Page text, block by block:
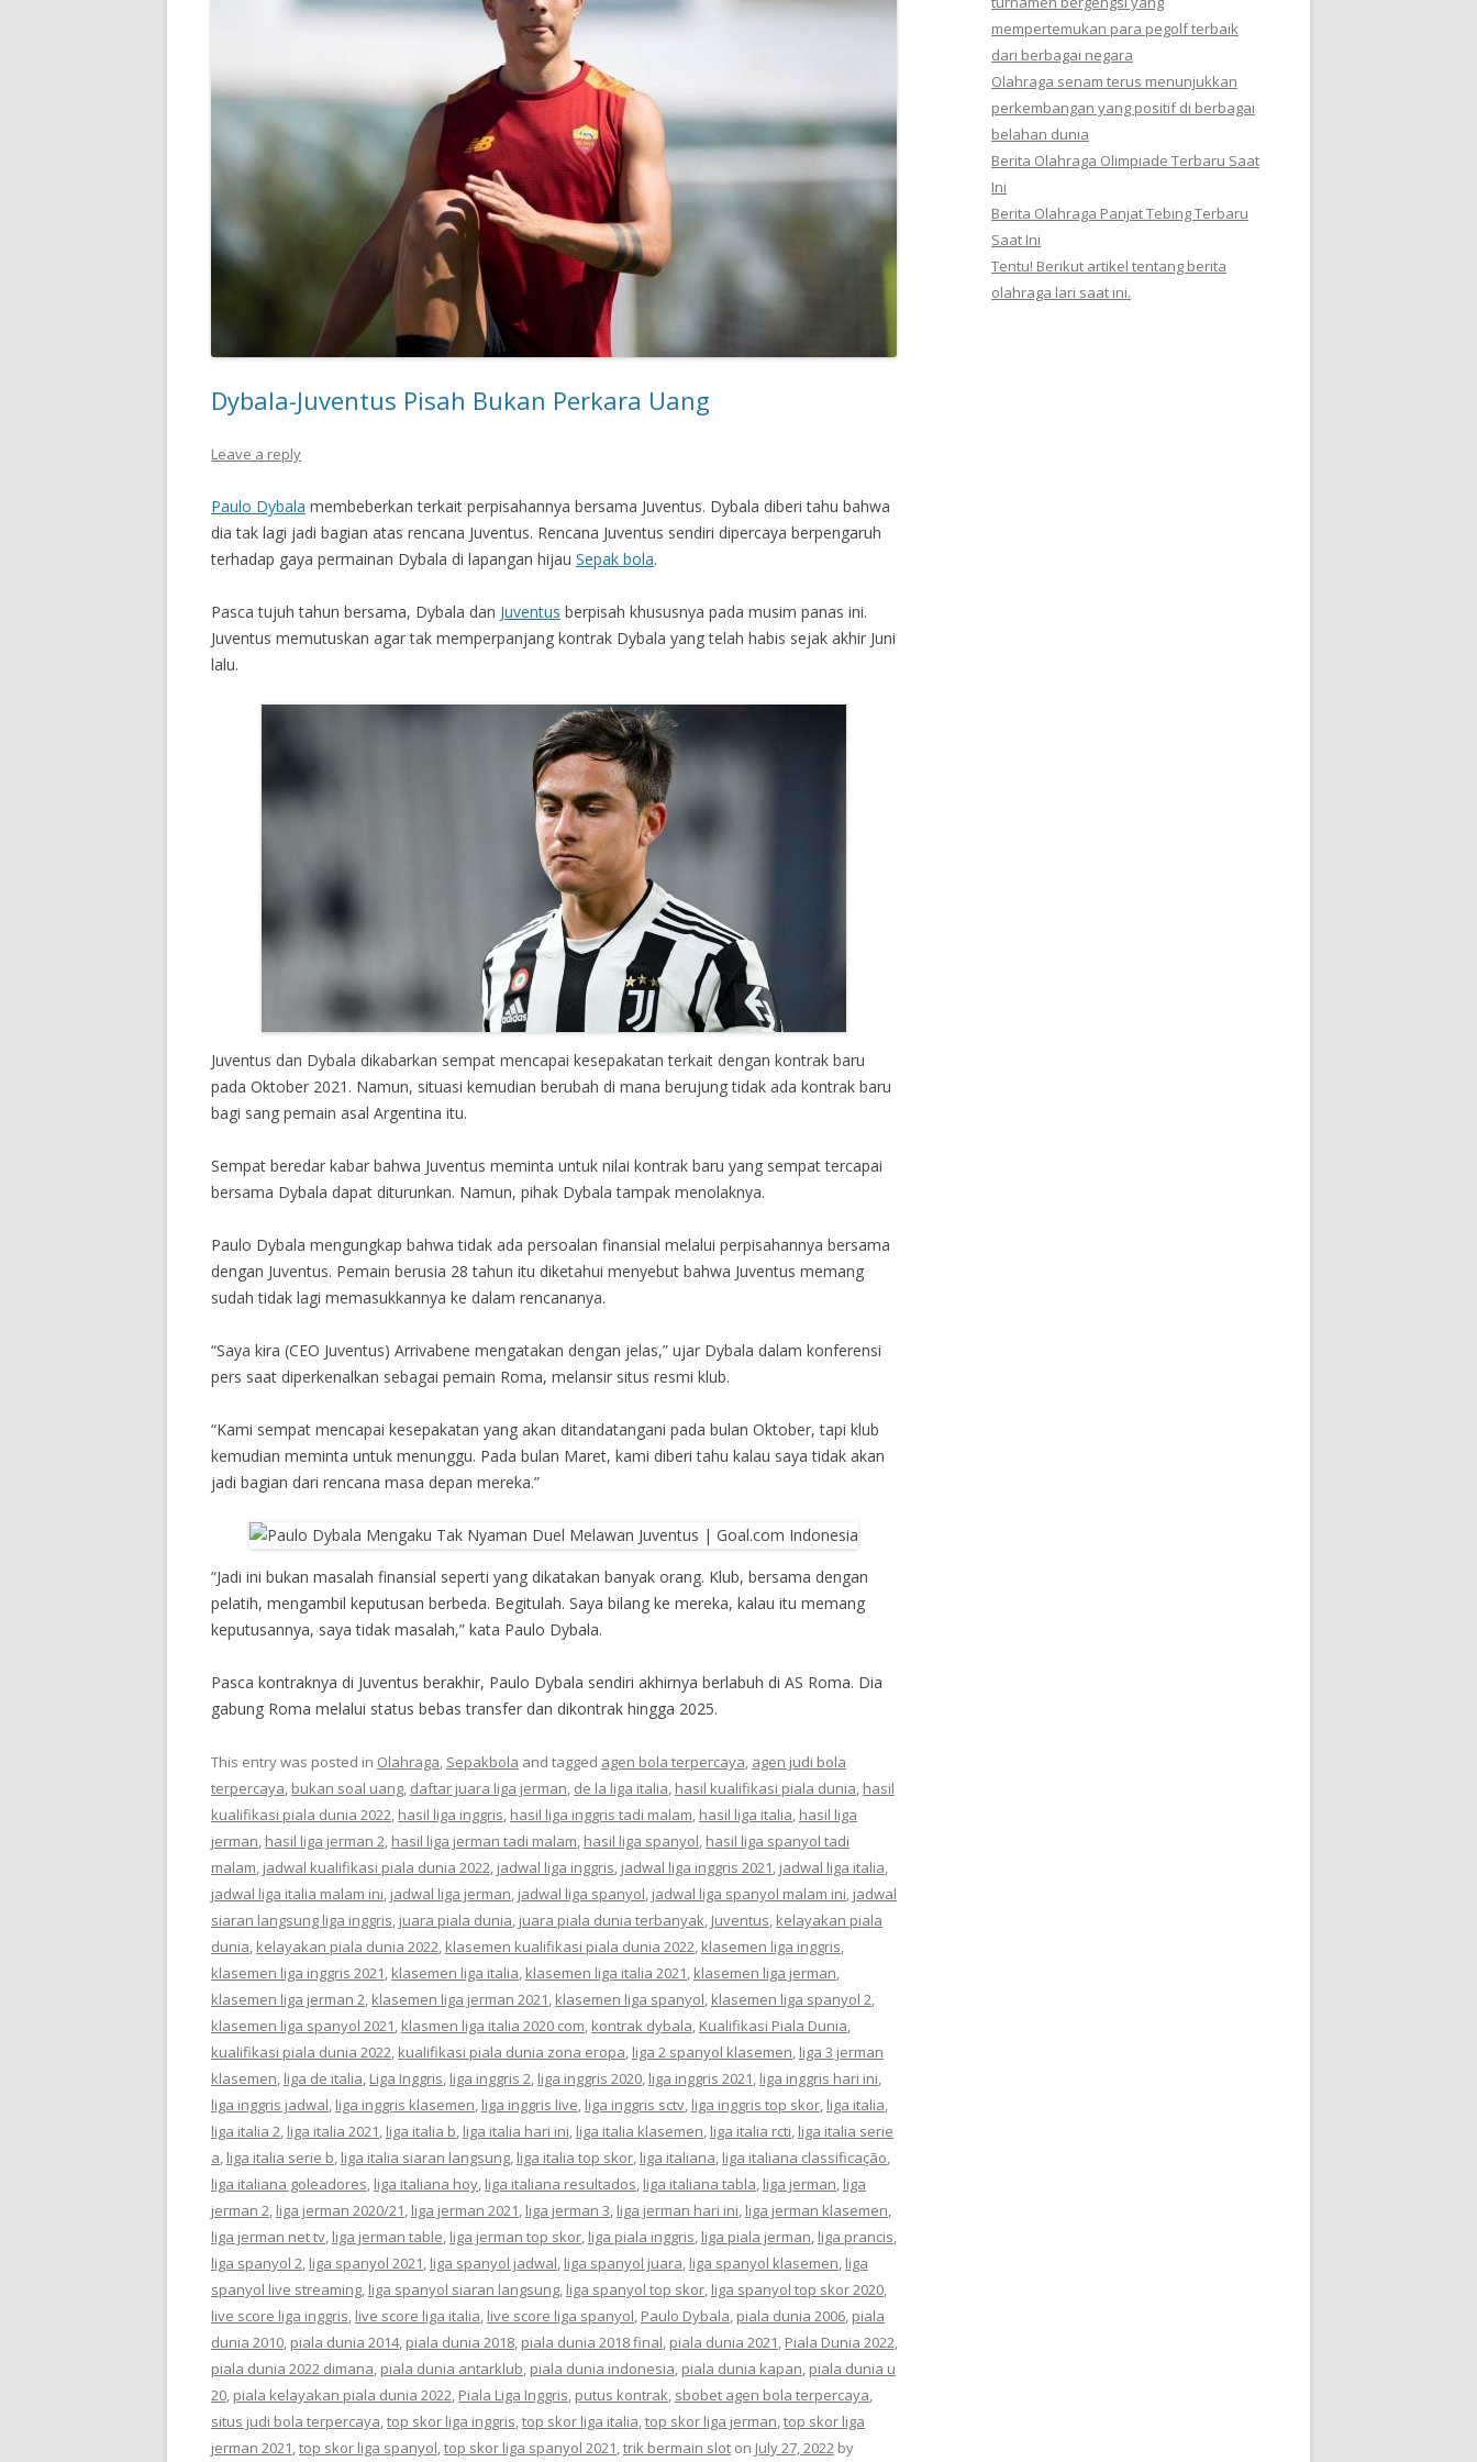
Dybala-Juventus Pisah Bukan Perkara Uang
Leave a reply
Paulo Dybala membeberkan terkait perpisahannya bersama Juventus. Dybala diberi tahu bahwa
dia tak lagi jadi bagian atas rencana Juventus. Rencana Juventus sendiri dipercaya berpengaruh
terhadap gaya permainan Dybala di lapangan hijau Sepak bola.
Pasca tujuh tahun bersama, Dybala dan Juventus berpisah khususnya pada musim panas ini.
Juventus memutuskan agar tak memperpanjang kontrak Dybala yang telah habis sejak akhir Juni
lalu.
Juventus dan Dybala dikabarkan sempat mencapai kesepakatan terkait dengan kontrak baru
pada Oktober 2021. Namun, situasi kemudian berubah di mana berujung tidak ada kontrak baru
bagi sang pemain asal Argentina itu.
Sempat beredar kabar bahwa Juventus meminta untuk nilai kontrak baru yang sempat tercapai
bersama Dybala dapat diturunkan. Namun, pihak Dybala tampak menolaknya.
Paulo Dybala mengungkap bahwa tidak ada persoalan finansial melalui perpisahannya bersama
dengan Juventus. Pemain berusia 28 tahun itu diketahui menyebut bahwa Juventus memang
sudah tidak lagi memasukkannya ke dalam rencananya.
“Saya kira (CEO Juventus) Arrivabene mengatakan dengan jelas,” ujar Dybala dalam konferensi
pers saat diperkenalkan sebagai pemain Roma, melansir situs resmi klub.
“Kami sempat mencapai kesepakatan yang akan ditandatangani pada bulan Oktober, tapi klub
kemudian meminta untuk menunggu. Pada bulan Maret, kami diberi tahu kalau saya tidak akan
jadi bagian dari rencana masa depan mereka.”
“Jadi ini bukan masalah finansial seperti yang dikatakan banyak orang. Klub, bersama dengan
pelatih, mengambil keputusan berbeda. Begitulah. Saya bilang ke mereka, kalau itu memang
keputusannya, saya tidak masalah,” kata Paulo Dybala.
Pasca kontraknya di Juventus berakhir, Paulo Dybala sendiri akhirnya berlabuh di AS Roma. Dia
gabung Roma melalui status bebas transfer dan dikontrak hingga 2025.
This entry was posted in Olahraga, Sepakbola and tagged agen bola terpercaya, agen judi bola
terpercaya, bukan soal uang, daftar juara liga jerman, de la liga italia, hasil kualifikasi piala dunia, hasil
kualifikasi piala dunia 2022, hasil liga inggris, hasil liga inggris tadi malam, hasil liga italia, hasil liga
jerman, hasil liga jerman 2, hasil liga jerman tadi malam, hasil liga spanyol, hasil liga spanyol tadi
malam, jadwal kualifikasi piala dunia 2022, jadwal liga inggris, jadwal liga inggris 2021, jadwal liga italia,
jadwal liga italia malam ini, jadwal liga jerman, jadwal liga spanyol, jadwal liga spanyol malam ini, jadwal
siaran langsung liga inggris, juara piala dunia, juara piala dunia terbanyak, Juventus, kelayakan piala
dunia, kelayakan piala dunia 2022, klasemen kualifikasi piala dunia 2022, klasemen liga inggris,
klasemen liga inggris 2021, klasemen liga italia, klasemen liga italia 2021, klasemen liga jerman,
klasemen liga jerman 2, klasemen liga jerman 2021, klasemen liga spanyol, klasemen liga spanyol 2,
klasemen liga spanyol 2021, klasmen liga italia 2020 com, kontrak dybala, Kualifikasi Piala Dunia,
kualifikasi piala dunia 2022, kualifikasi piala dunia zona eropa, liga 2 spanyol klasemen, liga 3 jerman
klasemen, liga de italia, Liga Inggris, liga inggris 2, liga inggris 2020, liga inggris 2021, liga inggris hari ini,
liga inggris jadwal, liga inggris klasemen, liga inggris live, liga inggris sctv, liga inggris top skor, liga italia,
liga italia 2, liga italia 2021, liga italia b, liga italia hari ini, liga italia klasemen, liga italia rcti, liga italia serie
a, liga italia serie b, liga italia siaran langsung, liga italia top skor, liga italiana, liga italiana classificação,
liga italiana goleadores, liga italiana hoy, liga italiana resultados, liga italiana tabla, liga jerman, liga
jerman 2, liga jerman 2020/21, liga jerman 2021, liga jerman 3, liga jerman hari ini, liga jerman klasemen,
liga jerman net tv, liga jerman table, liga jerman top skor, liga piala inggris, liga piala jerman, liga prancis,
liga spanyol 2, liga spanyol 2021, liga spanyol jadwal, liga spanyol juara, liga spanyol klasemen, liga
spanyol live streaming, liga spanyol siaran langsung, liga spanyol top skor, liga spanyol top skor 2020,
live score liga inggris, live score liga italia, live score liga spanyol, Paulo Dybala, piala dunia 2006, piala
dunia 2010, piala dunia 2014, piala dunia 2018, piala dunia 2018 final, piala dunia 2021, Piala Dunia 2022,
piala dunia 2022 dimana, piala dunia antarklub, piala dunia indonesia, piala dunia kapan, piala dunia u
20, piala kelayakan piala dunia 2022, Piala Liga Inggris, putus kontrak, sbobet agen bola terpercaya,
situs judi bola terpercaya,top skor liga inggris,top skor liga italia,top skor liga jerman,top skor liga
jerman 2021,top skor liga spanyol,top skor liga spanyol 2021,trik bermain slot on July 27, 2022 by
mempertemukan para pegolf terbaik
dari berbagai negara
Olahraga senam terus menunjukkan
perkembangan yang positif di berbagai
belahan dunia
Berita Olahraga Olimpiade Terbaru Saat
Ini
Berita Olahraga Panjat Tebing Terbaru
Saat Ini
Tentu! Berikut artikel tentang berita
olahraga lari saat ini.